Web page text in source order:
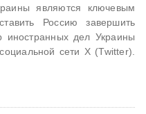
являются ключевым
Россию завершить
иностранных дел Украины
сети Х (Twitter).